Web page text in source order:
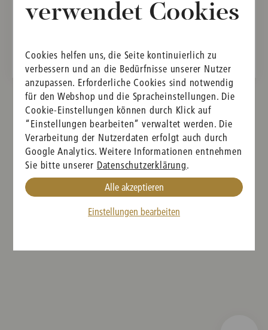
verwendet Cookies
Cookies helfen uns, die Seite kontinuierlich zu
verbessern und an die Bedürfnisse unserer Nutzer
anzupassen. Erforderliche Cookies sind notwendig
für den Webshop und die Spracheinstellungen. Die
Cookie-Einstellungen können durch Klick auf
“Einstellungen bearbeiten” verwaltet werden. Die
Verarbeitung der Nutzerdaten erfolgt auch durch
Google Analytics. Weitere Informationen entnehmen
Sie bitte unserer Datenschutzerklärung.
Einstellungen bearbeiten
Alle akzeptieren